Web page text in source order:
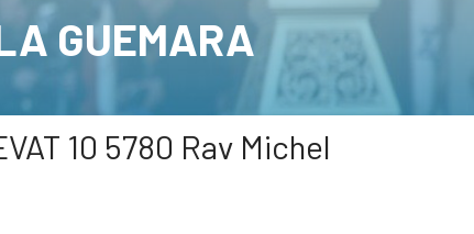
GUEMARA
10 5780 Rav Michel